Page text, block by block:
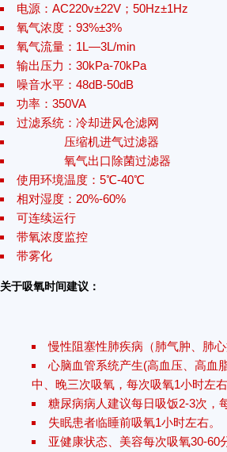
电源：AC220v±22V；50Hz±1Hz
氧气浓度：93%±3%
氧气流量：1L—3L/min
输出压力：30kPa-70kPa
噪音水平：48dB-50dB
功率：350VA
过滤系统：冷却进风仓滤网
压缩机进气过滤器
氧气出口除菌过滤器
使用环境温度：5℃-40℃
相对湿度：20%-60%
可连续运行
带氧浓度监控
带雾化
关于吸氧时间建议：
慢性阻塞性肺疾病（肺气肿、肺
心脑血管系统产生(高血压、高血
中、晚三次吸氧，每次吸氧1小时左右
糖尿病病人建议每日吸饭2-3次，
失眠患者临睡前吸氧1小时左右。
亚健康状态、美容每次吸氧30-60